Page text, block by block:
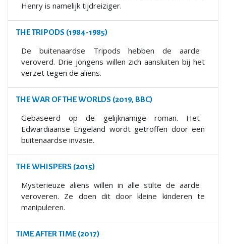
Henry is namelijk tijdreiziger.
THE TRIPODS (1984-1985)
De buitenaardse Tripods hebben de aarde
veroverd. Drie jongens willen zich aansluiten bij het
verzet tegen de aliens.
THE WAR OF THE WORLDS (2019, BBC)
Gebaseerd op de gelijknamige roman. Het
Edwardiaanse Engeland wordt getroffen door een
buitenaardse invasie.
THE WHISPERS (2015)
Mysterieuze aliens willen in alle stilte de aarde
veroveren. Ze doen dit door kleine kinderen te
manipuleren.
TIME AFTER TIME (2017)